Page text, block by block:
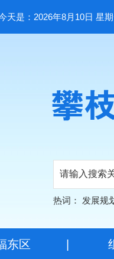
天是：2026年8月10日 星
热词： 发展规
东区